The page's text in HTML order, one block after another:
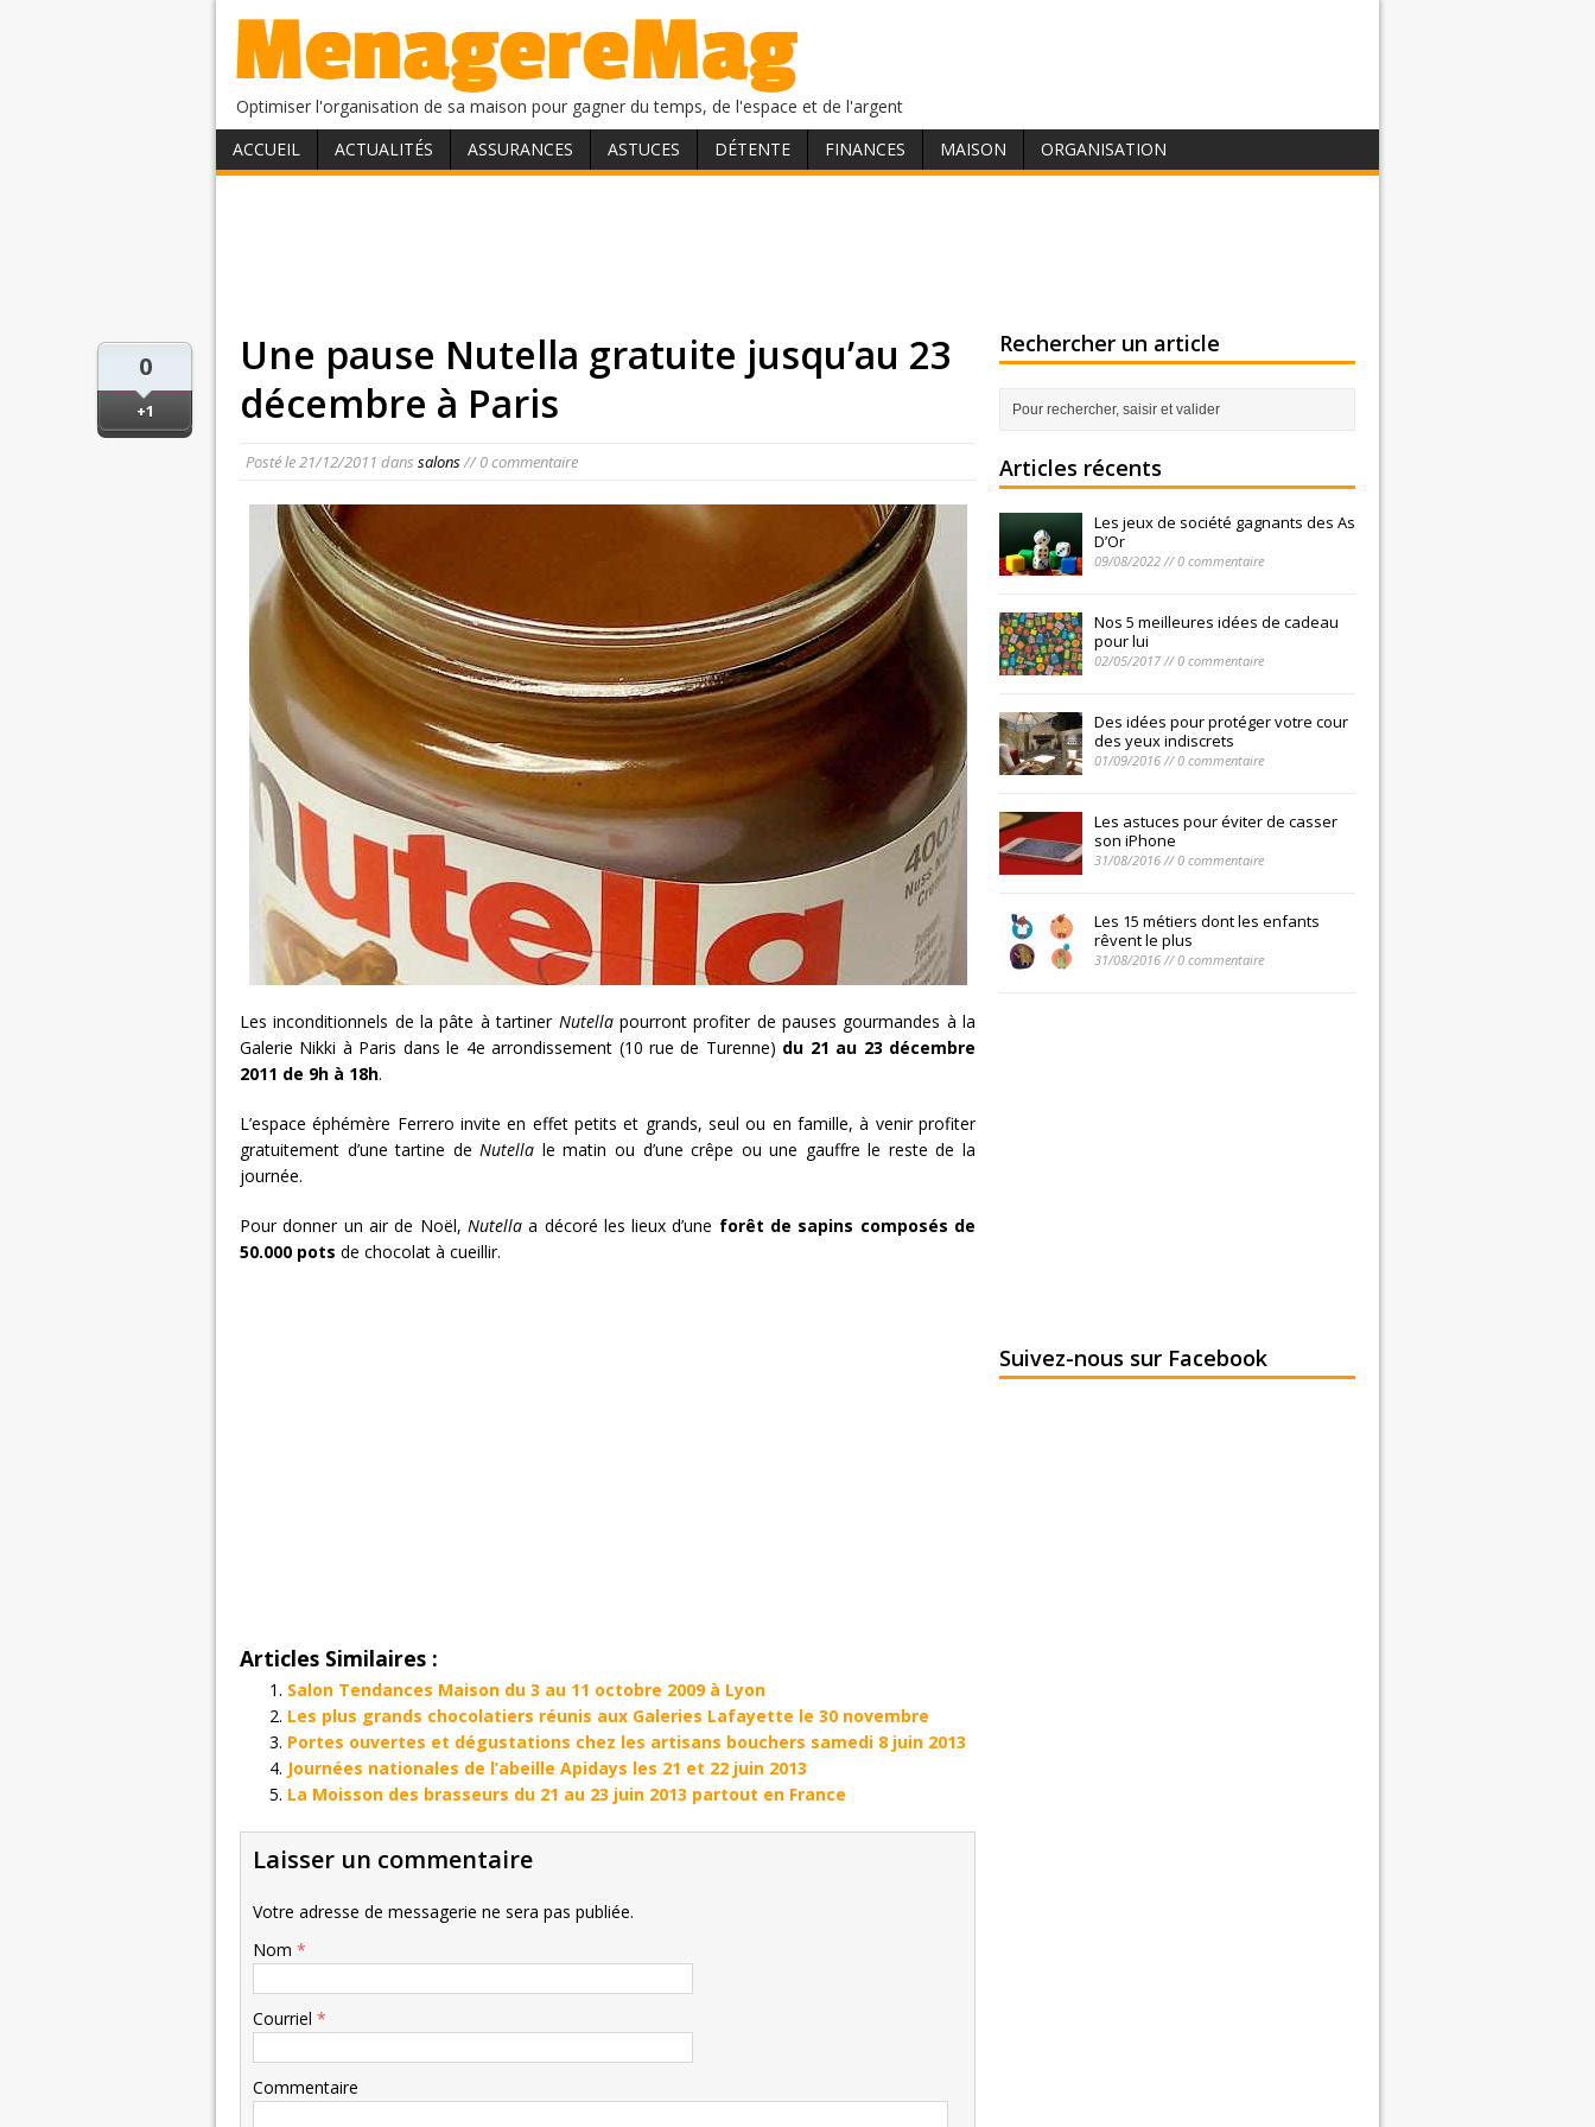
Optimiser l'organisation de sa maison pour gagner du temps, de l'espace et de l'argent
ACCUEIL
ACTUALITÉS ASSURANCES ASTUCES DÉTENTE FINANCES MAISON ORGANISATION
0
+1
Une pause Nutella gratuite jusqu’au 23
décembre à Paris
Posté le21/12/2011 dans salons// 0 commentaire
Les inconditionnels de la pâte à tartinerNutellapourront profiter de pauses gourmandes à la
Galerie Nikki à Paris dans le 4e arrondissement (10 rue de Turenne) du 21 au 23 décembre
2011 de 9h à 18h.
L’espace éphémère Ferrero invite en effet petits et grands, seul ou en famille, à venir profiter
gratuitement d’une tartine deNutella le matin ou d’une crêpe ou une gauffre le reste de la
journée.
Pour donner un air de Noël, Nutellaa décoré les lieux d’une forêt de sapins composés de
50.000 pots de chocolat à cueillir.
Articles Similaires :
Salon Tendances Maison du 3 au 11 octobre 2009 à Lyon
Les plus grands chocolatiers réunis aux Galeries Lafayette le 30 novembre
Portes ouvertes et dégustations chez les artisans bouchers samedi 8 juin 2013
Journées nationales de l’abeille Apidays les 21 et 22 juin 2013
La Moisson des brasseurs du 21 au 23 juin 2013 partout en France
Laisser un commentaire
Votre adresse de messagerie ne sera pas publiée.
Nom *
Courriel *
Commentaire
Rechercher un article
Articles récents
Les jeux de société gagnants des As
D’Or
09/08/2022 // 0 commentaire
Nos 5 meilleures idées de cadeau
pour lui
02/05/2017 // 0 commentaire
Des idées pour protéger votre cour
des yeux indiscrets
01/09/2016 // 0 commentaire
Les astuces pour éviter de casser
son iPhone
31/08/2016 // 0 commentaire
Les 15 métiers dont les enfants
rêvent le plus
31/08/2016 // 0 commentaire
Suivez-nous sur Facebook